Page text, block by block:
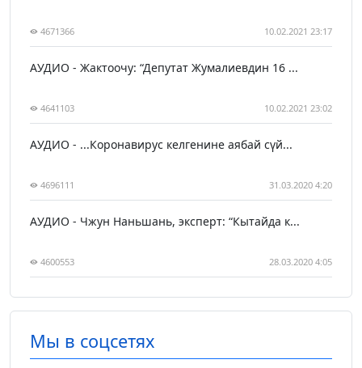
4671366 10.02.2021 23:17
АУДИО - Жактоочу: “Депутат Жумалиевдин 16 ...
4641103 10.02.2021 23:02
АУДИО - ...Коронавирус келгенине аябай сүй...
4696111 31.03.2020 4:20
АУДИО - Чжун Наньшань, эксперт: “Кытайда к...
4600553 28.03.2020 4:05
Мы в соцсетях